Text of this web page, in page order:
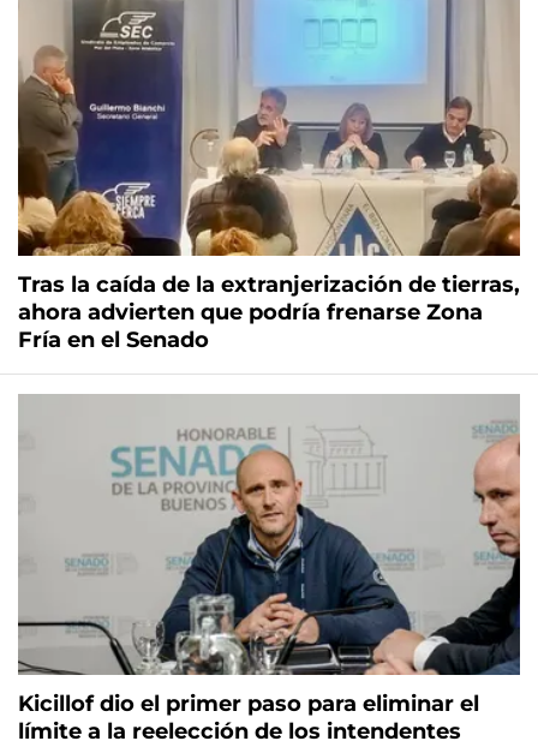
Tras la caída de la extranjerización de tierras,
ahora advierten que podría frenarse Zona
Fría en el Senado
Kicillof dio el primer paso para eliminar el
límite a la reelección de los intendentes